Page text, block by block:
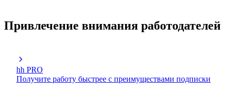
Привлечение внимания работодателей
hh PRO
Получите работу быстрее с преимуществами подписки